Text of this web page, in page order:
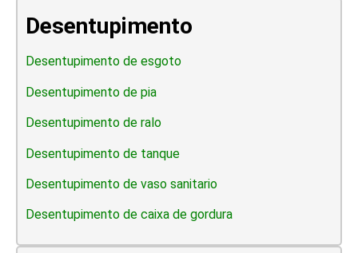
Desentupimento
Desentupimento de esgoto
Desentupimento de pia
Desentupimento de ralo
Desentupimento de tanque
Desentupimento de vaso sanitario
Desentupimento de caixa de gordura